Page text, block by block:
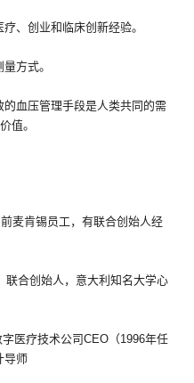
、创业和临床创新经验。
方式。
血压管理手段是人类共同的需
值。
麦肯锡员工，有联合创始人经
联合创始人，意大利知名大学心
医疗技术公司CEO（1996年任
导师